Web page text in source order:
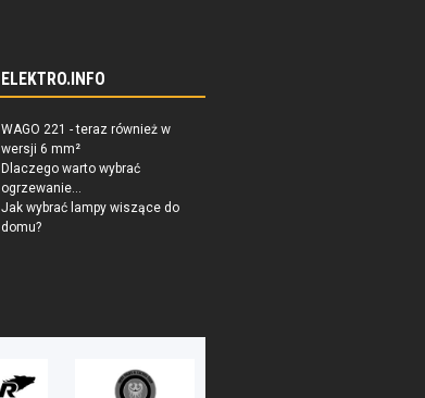
ELEKTRO.INFO
WAGO 221 - teraz również w
wersji 6 mm²
Dlaczego warto wybrać
ogrzewanie...
Jak wybrać lampy wiszące do
domu?